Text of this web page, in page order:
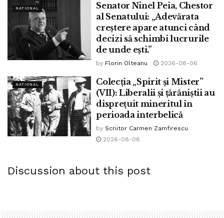
NATIONAL
Senator Ninel Peia, Chestor
al Senatului: „Adevărata
creștere apare atunci când
decizi să schimbi lucrurile
de unde ești.”
by Florin Olteanu 2026-08-06
NATIONAL
Colecția „Spirit și Mister”
(VII): Liberalii și țărăniștii au
disprețuit mineritul în
perioada interbelică
by Scriitor Carmen Zamfirescu
2026-08-06
Discussion about this post